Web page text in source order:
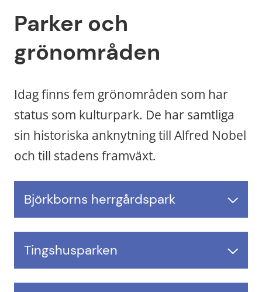
Parker och
grönområden
Idag finns fem grönområden som har
status som kulturpark. De har samtliga
sin historiska anknytning till Alfred Nobel
och till stadens framväxt.
Björkborns herrgårdspark
Tingshusparken